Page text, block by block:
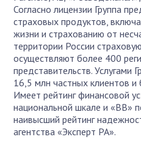
Согласно лицензии Группа
страховых продуктов,
жизни и страхованию от
территории России
осуществляют более 400
представительств. Услугами
16,5 млн частных клиентов
Имеет рейтинг финансовой
национальной шкале и «ВВ»
наивысший рейтинг
агентства «Эксперт РА».